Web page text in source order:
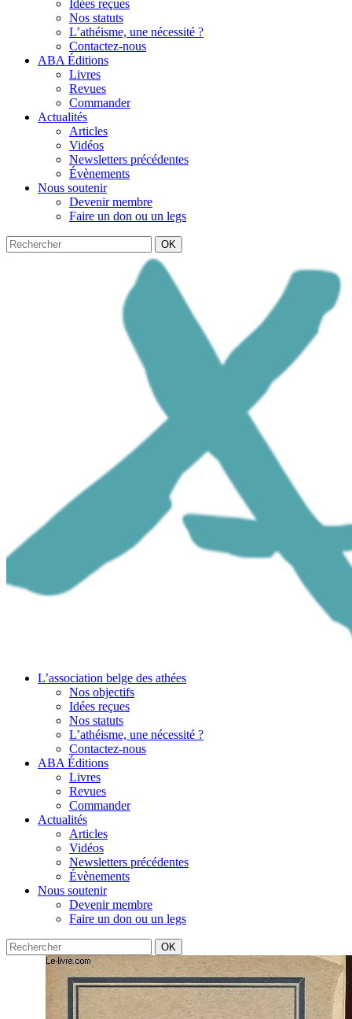
Idées reçues
Nos statuts
L’athéisme, une nécessité ?
Contactez-nous
ABA Éditions
Livres
Revues
Commander
Actualités
Articles
Vidéos
Newsletters précédentes
Évènements
Nous soutenir
Devenir membre
Faire un don ou un legs
OK
L’association belge des athées
Nos objectifs
Idées reçues
Nos statuts
L’athéisme, une nécessité ?
Contactez-nous
ABA Éditions
Livres
Revues
Commander
Actualités
Articles
Vidéos
Newsletters précédentes
Évènements
Nous soutenir
Devenir membre
Faire un don ou un legs
OK